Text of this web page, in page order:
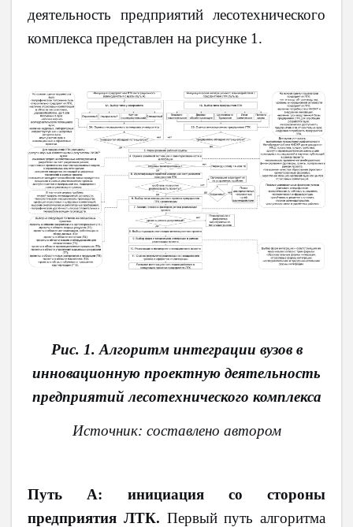
деятельность предприятий лесотехнического
комплекса представлен на рисунке 1.
Рис. 1. Алгоритм интеграции вузов в
инновационную проектную деятельность
предприятий лесотехнического комплекса
Источник: составлено автором
Путь А: инициация со стороны
предприятия ЛТК. Первый путь алгоритма